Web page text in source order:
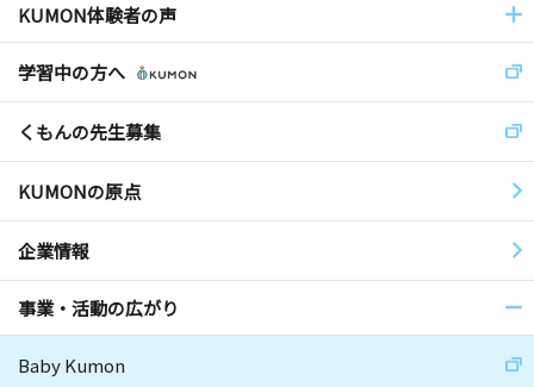
KUMON体験者の声
学習中の方へ
くもんの先生募集
KUMONの原点
企業情報
事業・活動の広がり
Baby Kumon